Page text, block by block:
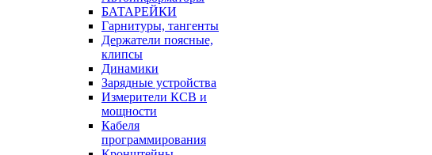
БАТАРЕЙКИ
Гарнитуры, тангенты
Держатели поясные,
клипсы
Динамики
Зарядные устройства
Измерители КСВ и
мощности
Кабеля
программирования